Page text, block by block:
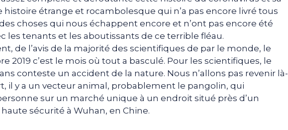
histoire étrange et rocambolesque qui n’a pas encore livré tous
choses qui nous échappent encore et n’ont pas encore été
les tenants et les aboutissants de ce terrible fléau.
de l’avis de la majorité des scientifiques de par le monde, le
2019 c’est le mois où tout a basculé. Pour les scientifiques, le
conteste un accident de la nature. Nous n’allons pas revenir là-
il y a un vecteur animal, probablement le pangolin, qui
sur un marché unique à un endroit situé près d’un
sécurité à Wuhan, en Chine.